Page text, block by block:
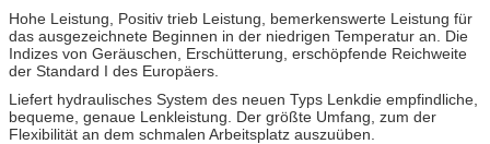
Hohe Leistung, Positiv trieb Leistung, bemerkenswerte Leistung für
das ausgezeichnete Beginnen in der niedrigen Temperatur an. Die
Indizes von Geräuschen, Erschütterung, erschöpfende Reichweite
der Standard I des Europäers.
Liefert hydraulisches System des neuen Typs Lenkdie empfindliche,
bequeme, genaue Lenkleistung. Der größte Umfang, zum der
Flexibilität an dem schmalen Arbeitsplatz auszuüben.